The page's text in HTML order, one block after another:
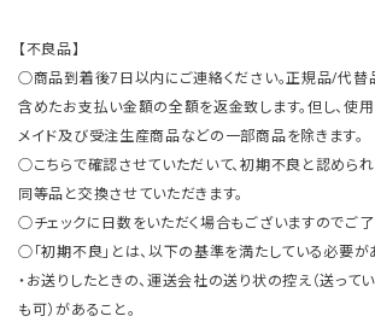
【不良品】
○商品到着後7日以内にご連絡ください。正規品/代替
含めたお支払い金額の全額を返金致します。但し、使
メイド及び受注生産商品などの一部商品を除きます。
○こちらで確認させていただいて、初期不良と認めら
同等品と交換させていただきます。
○チェックに日数をいただく場合もございますのでご了
○「初期不良」とは、以下の基準を満たしている必要が
・お送りしたときの、運送会社の送り状の控え（送って
も可）があること。